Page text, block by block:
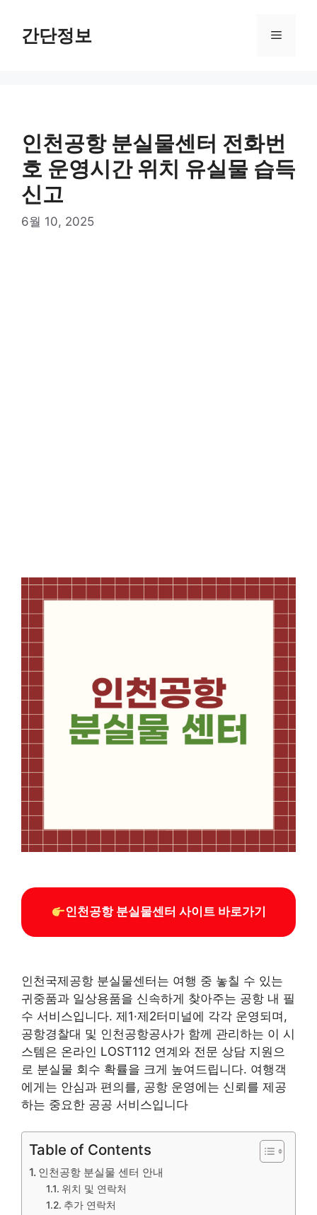
간단정보 메
인천공항 분실물센터 전화번
호 운영시간 위치 유실물 습득
신고
6월 10, 2025
인천공항 분실물센터 사이트 바로가기
인천국제공항 분실물센터는 여행 중 놓칠 수 있는
귀중품과 일상용품을 신속하게 찾아주는 공항 내 필
수 서비스입니다. 제1·제2터미널에 각각 운영되며,
공항경찰대 및 인천공항공사가 함께 관리하는 이 시
스템은 온라인 LOST112 연계와 전문 상담 지원으
로 분실물 회수 확률을 크게 높여드립니다. 여행객
에게는 안심과 편의를, 공항 운영에는 신뢰를 제공
하는 중요한 공공 서비스입니다
Table of Contents
인천공항 분실물 센터 안내
위치 및 연락처
추가 연락처